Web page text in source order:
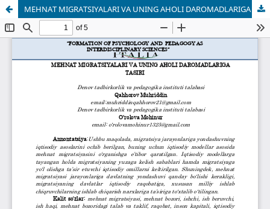
MEHNAT MIGRATSIYALARI VA UNING AHOLI DAROMADLARIGA TASIRI